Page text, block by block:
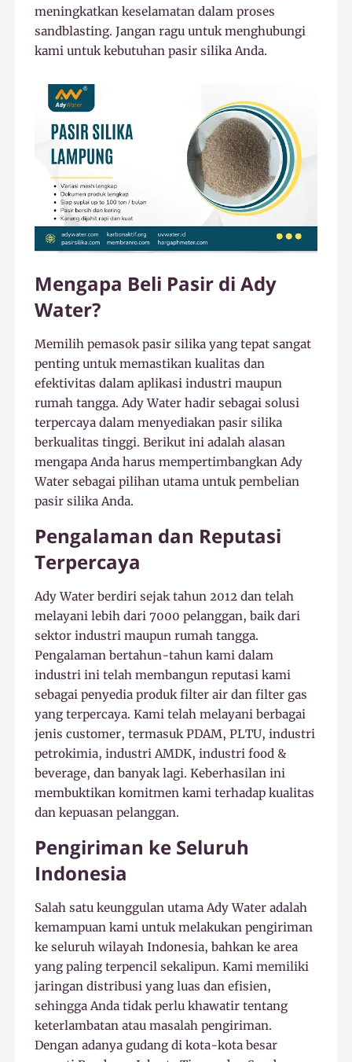
meningkatkan keselamatan dalam proses
sandblasting. Jangan ragu untuk menghubungi
kami untuk kebutuhan pasir silika Anda.
Mengapa Beli Pasir di Ady
Water?
Memilih pemasok pasir silika yang tepat sangat
penting untuk memastikan kualitas dan
efektivitas dalam aplikasi industri maupun
rumah tangga. Ady Water hadir sebagai solusi
terpercaya dalam menyediakan pasir silika
berkualitas tinggi. Berikut ini adalah alasan
mengapa Anda harus mempertimbangkan Ady
Water sebagai pilihan utama untuk pembelian
pasir silika Anda.
Pengalaman dan Reputasi
Terpercaya
Ady Water berdiri sejak tahun 2012 dan telah
melayani lebih dari 7000 pelanggan, baik dari
sektor industri maupun rumah tangga.
Pengalaman bertahun-tahun kami dalam
industri ini telah membangun reputasi kami
sebagai penyedia produk filter air dan filter gas
yang terpercaya. Kami telah melayani berbagai
jenis customer, termasuk PDAM, PLTU, industri
petrokimia, industri AMDK, industri food &
beverage, dan banyak lagi. Keberhasilan ini
membuktikan komitmen kami terhadap kualitas
dan kepuasan pelanggan.
Pengiriman ke Seluruh
Indonesia
Salah satu keunggulan utama Ady Water adalah
kemampuan kami untuk melakukan pengiriman
ke seluruh wilayah Indonesia, bahkan ke area
yang paling terpencil sekalipun. Kami memiliki
jaringan distribusi yang luas dan efisien,
sehingga Anda tidak perlu khawatir tentang
keterlambatan atau masalah pengiriman.
Dengan adanya gudang di kota-kota besar